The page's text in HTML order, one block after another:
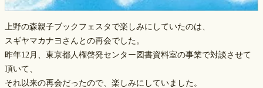
上野の森親子ブックフェスタで楽しみにしていたのは、
スギヤマカナヨさんとの再会でした。
昨年12月、東京都人権啓発センター図書資料室の事業で対談させて
頂いて、
それ以来の再会だったので、楽しみにしていました。